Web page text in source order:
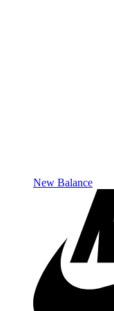
New Balance